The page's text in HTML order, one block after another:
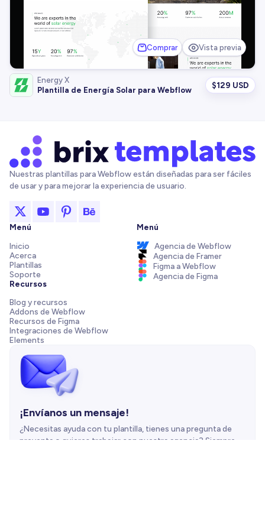
Comprar Vista previa
Energy X
Plantilla de Energía Solar para Webflow
$129 USD
Nuestras plantillas para Webflow están diseñadas para ser fáciles
de usar y para mejorar la experiencia de usuario.
Menú
Inicio
Acerca
Plantillas
Soporte
Recursos
Blog y recursos
Addons de Webflow
Recursos de Figma
Integraciones de Webflow
Elements
Menú
Agencia de Webflow
Agencia de Framer
Figma a Webflow
Agencia de Figma
¡Envíanos un mensaje!
¿Necesitas ayuda con tu plantilla, tienes una pregunta de
preventa o quieres trabajar con nuestra agencia? Siempre